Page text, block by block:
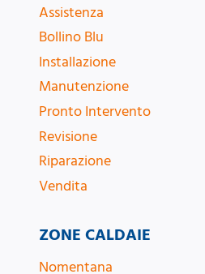
Assistenza
Bollino Blu
Installazione
Manutenzione
Pronto Intervento
Revisione
Riparazione
Vendita
ZONE CALDAIE
Nomentana